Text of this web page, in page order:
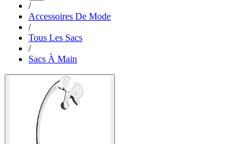
/
Accessoires De Mode
/
Tous Les Sacs
/
Sacs À Main